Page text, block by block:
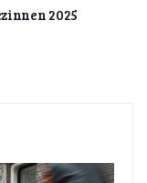
2025